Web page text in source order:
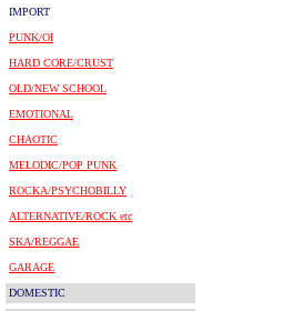
IMPORT
PUNK/OI
HARD CORE/CRUST
OLD/NEW SCHOOL
EMOTIONAL
CHAOTIC
MELODIC/POP PUNK
ROCKA/PSYCHOBILLY
ALTERNATIVE/ROCK etc
SKA/REGGAE
GARAGE
DOMESTIC